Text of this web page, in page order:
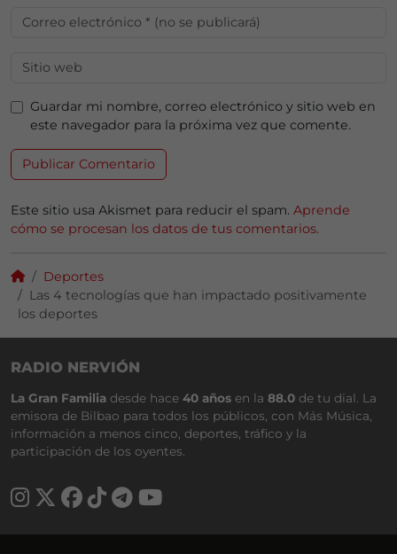
Guardar mi nombre, correo electrónico y sitio web en
este navegador para la próxima vez que comente.
Este sitio usa Akismet para reducir el spam. Aprende
cómo se procesan los datos de tus comentarios.
Deportes
Las 4 tecnologías que han impactado positivamente
los deportes
RADIO NERVIÓN
La Gran Familia desde hace 40 años en la 88.0 de tu dial. La
emisora de Bilbao para todos los públicos, con Más Música,
información a menos cinco, deportes, tráfico y la
participación de los oyentes.